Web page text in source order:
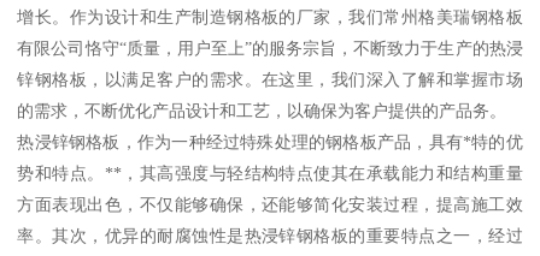
增长。作为设计和生产制造钢格板的厂家，我们常州格美瑞钢格板
有限公司恪守“质量，用户至上”的服务宗旨，不断致力于生产的热浸
锌钢格板，以满足客户的需求。在这里，我们深入了解和掌握市场
的需求，不断优化产品设计和工艺，以确保为客户提供的产品务。
热浸锌钢格板，作为一种经过特殊处理的钢格板产品，具有*特的优
势和特点。**，其高强度与轻结构特点使其在承载能力和结构重量
方面表现出色，不仅能够确保，还能够简化安装过程，提高施工效
率。其次，优异的耐腐蚀性是热浸锌钢格板的重要特点之一，经过